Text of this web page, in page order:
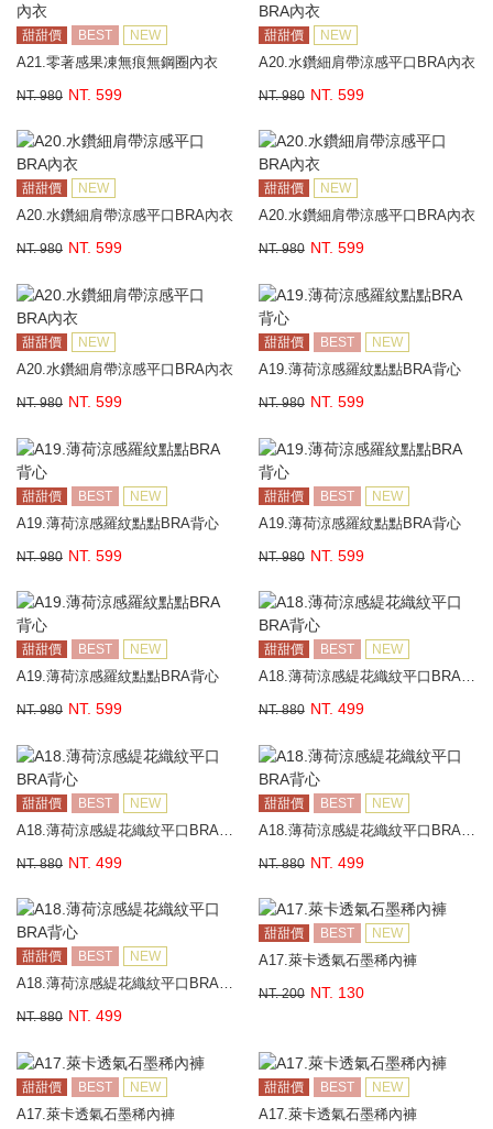
甜甜價 BEST NEW
A21.零著感果凍無痕無鋼圈內衣
NT. 980 NT. 599
甜甜價 NEW
A20.水鑽細肩帶涼感平口BRA內衣
NT. 980 NT. 599
甜甜價 NEW
A20.水鑽細肩帶涼感平口BRA內衣
NT. 980 NT. 599
甜甜價 NEW
A20.水鑽細肩帶涼感平口BRA內衣
NT. 980 NT. 599
甜甜價 NEW
A20.水鑽細肩帶涼感平口BRA內衣
NT. 980 NT. 599
甜甜價 BEST NEW
A19.薄荷涼感羅紋點點BRA背心
NT. 980 NT. 599
甜甜價 BEST NEW
A19.薄荷涼感羅紋點點BRA背心
NT. 980 NT. 599
甜甜價 BEST NEW
A19.薄荷涼感羅紋點點BRA背心
NT. 980 NT. 599
甜甜價 BEST NEW
A19.薄荷涼感羅紋點點BRA背心
NT. 980 NT. 599
甜甜價 BEST NEW
A18.薄荷涼感緹花織紋平口BRA背心
NT. 880 NT. 499
甜甜價 BEST NEW
NT. 880 NT. 499
甜甜價 BEST NEW
NT. 880 NT. 499
甜甜價 BEST NEW
A18.薄荷涼感緹花織紋平口BRA背心
NT. 880 NT. 499
甜甜價 BEST NEW
A17.萊卡透氣石墨稀內褲
NT. 200 NT. 130
甜甜價 BEST NEW
A17.萊卡透氣石墨稀內褲
甜甜價 BEST NEW
A17.萊卡透氣石墨稀內褲